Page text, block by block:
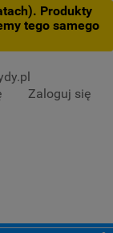
Produkty
tego samego
Zaloguj się